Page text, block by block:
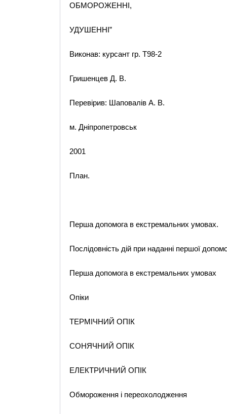
ОБМОРОЖЕННІ,
УДУШЕННІ”
Виконав: курсант гр. Т98-2
Гришенцев Д. В.
Перевірив: Шаповалів А. В.
м. Дніпропетровськ
2001
План.
Перша допомога в екстремальних умовах.
Послідовність дій при наданні першої
Перша допомога в екстремальних умовах
Опіки
ТЕРМІЧНИЙ ОПІК
СОНЯЧНИЙ ОПІК
ЕЛЕКТРИЧНИЙ ОПІК
Обмороження і переохолодження